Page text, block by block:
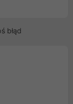
błąd